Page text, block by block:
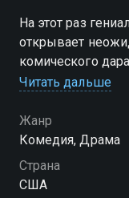
На этот раз
открывает
комического
банковские
Читать дальше
Жанр
Комедия, Драма
Страна
США